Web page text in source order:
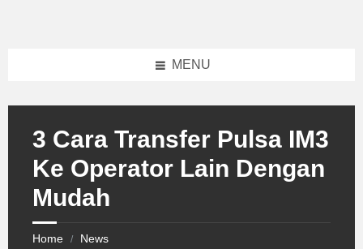
MENU
3 Cara Transfer Pulsa IM3
Ke Operator Lain Dengan
Mudah
Home / News